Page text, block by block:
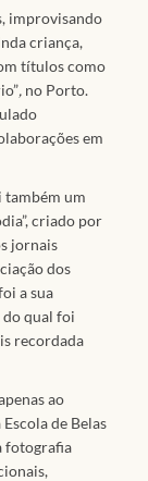
improvisando
criança,
títulos como
, no Porto.
em
também um
criado por
jornais
dos
a sua
do qual foi
recordada
ao
de Belas
fotografia